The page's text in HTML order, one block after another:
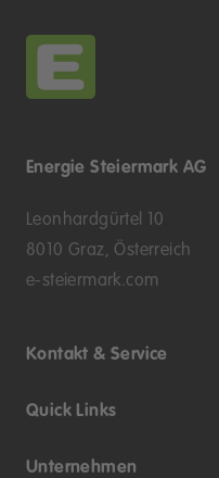
Energie Steiermark AG
Leonhardgürtel 10
8010 Graz, Österreich
e-steiermark.com
Kontakt & Service
Quick Links
Unternehmen